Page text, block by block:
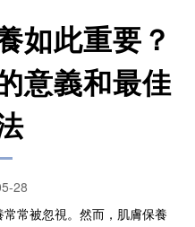
如此重要？
意義和最佳
28
常被忽視。然而，肌膚保養